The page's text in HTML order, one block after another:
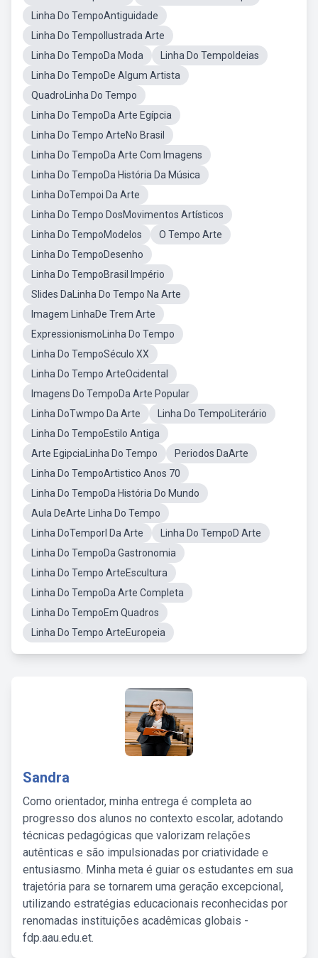
Linha Do TempoAntiguidade
Linha Do TempoIlustrada Arte
Linha Do TempoDa Moda
Linha Do TempoIdeias
Linha Do TempoDe Algum Artista
QuadroLinha Do Tempo
Linha Do TempoDa Arte Egípcia
Linha Do Tempo ArteNo Brasil
Linha Do TempoDa Arte Com Imagens
Linha Do TempoDa História Da Música
Linha DoTempoi Da Arte
Linha Do Tempo DosMovimentos Artísticos
Linha Do TempoModelos
O Tempo Arte
Linha Do TempoDesenho
Linha Do TempoBrasil Império
Slides DaLinha Do Tempo Na Arte
Imagem LinhaDe Trem Arte
ExpressionismoLinha Do Tempo
Linha Do TempoSéculo XX
Linha Do Tempo ArteOcidental
Imagens Do TempoDa Arte Popular
Linha DoTwmpo Da Arte
Linha Do TempoLiterário
Linha Do TempoEstilo Antiga
Arte EgipciaLinha Do Tempo
Periodos DaArte
Linha Do TempoArtistico Anos 70
Linha Do TempoDa História Do Mundo
Aula DeArte Linha Do Tempo
Linha DoTemporl Da Arte
Linha Do TempoD Arte
Linha Do TempoDa Gastronomia
Linha Do Tempo ArteEscultura
Linha Do TempoDa Arte Completa
Linha Do TempoEm Quadros
Linha Do Tempo ArteEuropeia
Sandra
Como orientador, minha entrega é completa ao
progresso dos alunos no contexto escolar, adotando
técnicas pedagógicas que valorizam relações
autênticas e são impulsionadas por criatividade e
entusiasmo. Minha meta é guiar os estudantes em sua
trajetória para se tornarem uma geração excepcional,
utilizando estratégias educacionais reconhecidas por
renomadas instituições acadêmicas globais -
fdp.aau.edu.et.